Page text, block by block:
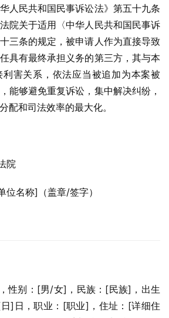
人民共和国民事诉讼法》第五十九条
院关于适用〈中华人民共和国民事诉
三条的规定，被申请人作为直接导致
具有最终承担义务的第三方，其与本
害关系，依法应当被追加为本案被
能够避免重复诉讼，集中解决纠纷，
配和司法效率的最大化。
院
名称]（盖章/签字）
性别：[男/女]，民族：[民族]，出生
]日，职业：[职业]，住址：[详细住